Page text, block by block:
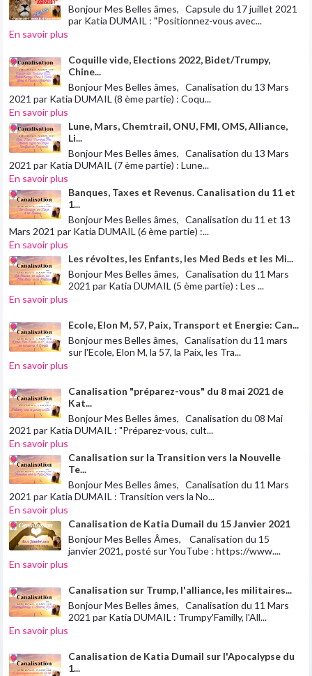
Bonjour Mes Belles âmes, Capsule du 17 juillet 2021
par Katia DUMAIL : "Positionnez-vous avec...
En savoir plus
Coquille vide, Elections 2022, Bidet/Trumpy,
Chine...
Bonjour Mes Belles âmes, Canalisation du 13 Mars
2021 par Katia DUMAIL (8 ème partie) : Coqu...
En savoir plus
Lune, Mars, Chemtrail, ONU, FMI, OMS, Alliance,
Li...
Bonjour Mes Belles âmes, Canalisation du 13 Mars
2021 par Katia DUMAIL (7 ème partie) : Lune...
En savoir plus
Banques, Taxes et Revenus. Canalisation du 11 et
1...
Bonjour Mes Belles âmes, Canalisation du 11 et 13
Mars 2021 par Katia DUMAIL (6 ème partie) :...
En savoir plus
Les révoltes, les Enfants, les Med Beds et les Mi...
Bonjour Mes Belles âmes, Canalisation du 11 Mars
2021 par Katia DUMAIL (5 ème partie) : Les ...
En savoir plus
Ecole, Elon M, 57, Paix, Transport et Energie: Can...
Bonjour mes Belles âmes, Canalisation du 11 mars
sur l'Ecole, Elon M, la 57, la Paix, les Tra...
En savoir plus
Canalisation "préparez-vous" du 8 mai 2021 de
Kat...
Bonjour Mes Belles âmes, Canalisation du 08 Mai
2021 par Katia DUMAIL : "Préparez-vous, cult...
En savoir plus
Canalisation sur la Transition vers la Nouvelle
Te...
Bonjour Mes Belles âmes, Canalisation du 11 Mars
2021 par Katia DUMAIL : Transition vers la No...
En savoir plus
Canalisation de Katia Dumail du 15 Janvier 2021
Bonjour Mes Belles Âmes, Canalisation du 15
janvier 2021, posté sur YouTube : https://www....
En savoir plus
Canalisation sur Trump, l'alliance, les militaires...
Bonjour Mes Belles âmes, Canalisation du 11 Mars
2021 par Katia DUMAIL : Trumpy'Familly, l'All...
En savoir plus
Canalisation de Katia Dumail sur l'Apocalypse du
1...